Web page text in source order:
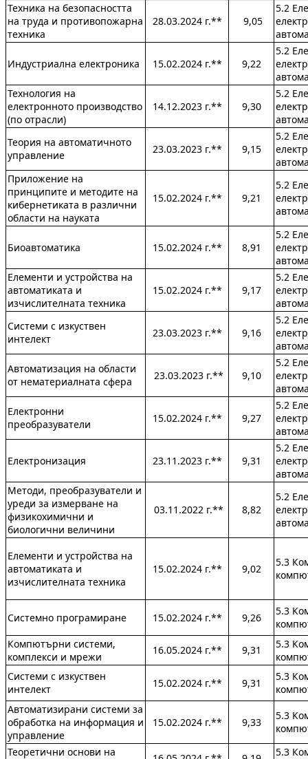
Техника на безопасността
на труда и противопожарна
техника
28.03.2024 г.** 9,05
5.2
Индустриална електроника 15.02.2024 г.** 9,22
5.2
Технология на
електронното производство
(по отрасли)
14.12.2023 г.** 9,30
5.2
Теория на автоматичното
управление
23.03.2023 г.** 9,15
5.2
Приложение на
принципите и методите на
кибернетиката в различни
области на науката
15.02.2024 г.** 9,21
5.2
Биоавтоматика 15.02.2024 г.** 8,91
5.2
Елементи и устройства на
автоматиката и
изчислителната техника
15.02.2024 г.** 9,17
5.2
Системи с изкуствен
интелект
23.03.2023 г.** 9,16
5.2
Автоматизация на области
от нематериалната сфера
23.03.2023 г.** 9,10
5.2
Електронни
преобразуватели
15.02.2024 г.** 9,27
5.2
Електронизация 23.11.2023 г.** 9,31
5.2
Методи, преобразуватели и
уреди за измерване на
физикохимични и
биологични величини
03.11.2022 г.** 8,82
5.2
Елементи и устройства на
автоматиката и
изчислителната техника
15.02.2024 г.** 9,02
5.3
Системно програмиране 15.02.2024 г.** 9,26
5.3
Компютърни системи,
комплекси и мрежи
16.05.2024 г.** 9,31
5.3
Системи с изкуствен
интелект
15.02.2024 г.** 9,31
5.3
Автоматизирани системи за
обработка на информация и
управление
15.02.2024 г.** 9,33
5.3
Теоретични основи на
5.3